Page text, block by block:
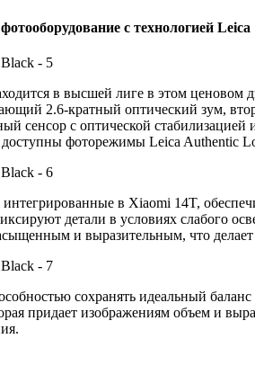
с технологией Leica
в высшей лиге в этом ценовом
2.6-кратный оптический зум,
сенсор с оптической
доступны фоторежимы Leica Authentic
в Xiaomi 14T,
детали в условиях слабого
и выразительным, что
сохранять идеальный
придает изображениям объем и